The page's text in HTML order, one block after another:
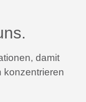
damit
konzentrieren